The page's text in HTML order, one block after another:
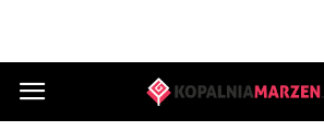
KopalniaMarzen.pl